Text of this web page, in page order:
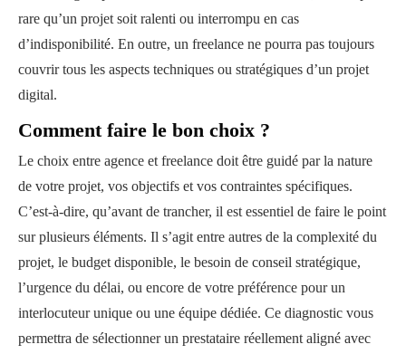
rare qu’un projet soit ralenti ou interrompu en cas
d’indisponibilité. En outre, un freelance ne pourra pas toujours
couvrir tous les aspects techniques ou stratégiques d’un projet
digital.
Comment faire le bon choix ?
Le choix entre agence et freelance doit être guidé par la nature
de votre projet, vos objectifs et vos contraintes spécifiques.
C’est-à-dire, qu’avant de trancher, il est essentiel de faire le point
sur plusieurs éléments. Il s’agit entre autres de la complexité du
projet, le budget disponible, le besoin de conseil stratégique,
l’urgence du délai, ou encore de votre préférence pour un
interlocuteur unique ou une équipe dédiée. Ce diagnostic vous
permettra de sélectionner un prestataire réellement aligné avec